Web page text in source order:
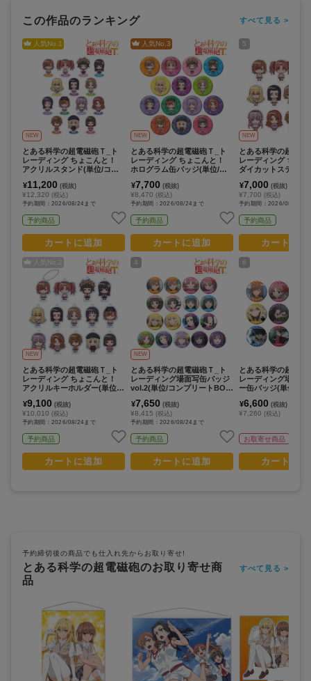
この作品のランキング すべて見る >
人気No.1
NEW
とある科学の超電磁砲Ｔ_ト
レーディング ちょこんと！
アクリルスタンド(単位/コン
¥11,200 (税抜)
¥12,320 (税込)
予約期間：2026/08/24まで
予約商品
カートに追加
人気No. 2
NEW
とある科学の超電磁砲Ｔ_ト
レーディング ちょこんと！
アクリルキーホルダー(単位/
入り)
¥9,100 (税抜)
¥10,010 (税込)
予約期間：2026/08/24まで
予約商品
カートに追加
人気No.3
NEW
とある科学の超電磁砲Ｔ_ト
レーディング ちょこんと！
ホログラム缶バッジ(単位/コ
り)
¥7,700 (税抜)
¥8,470 (税込)
予約期間：2026/08/24まで
予約商品
カートに追加
4
NEW
とある科学の超電磁砲Ｔ_ト
レーディング場面写缶バッジ
vol.2(単位/コンプリートBOX/
¥7,650 (税抜)
¥8,415 (税込)
予約期間：2026/08/24まで
予約商品
カートに追加
5
NEW
とある科学の超電磁
レーディング ちょ
ダイカットステッカ
入り)
¥7,000 (税抜)
¥7,700 (税込)
予約期間：2026/08/24ま
予約商品
カートに
6
とある科学の超電磁
レーディング場面写
ー缶バッジ(単位/コ
¥6,600 (税抜)
¥7,260 (税込)
お取寄せ商品
カートに
予約締切後の商品でも仕入れ先からお取り寄せ!
とある科学の超電磁砲のお取り寄せ商
品
すべて見る >